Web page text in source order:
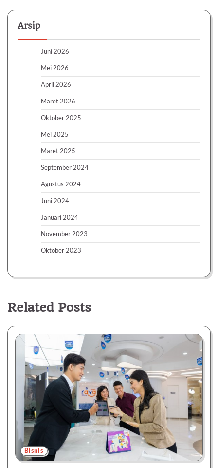
Arsip
Juni 2026
Mei 2026
April 2026
Maret 2026
Oktober 2025
Mei 2025
Maret 2025
September 2024
Agustus 2024
Juni 2024
Januari 2024
November 2023
Oktober 2023
Related Posts
Bisnis